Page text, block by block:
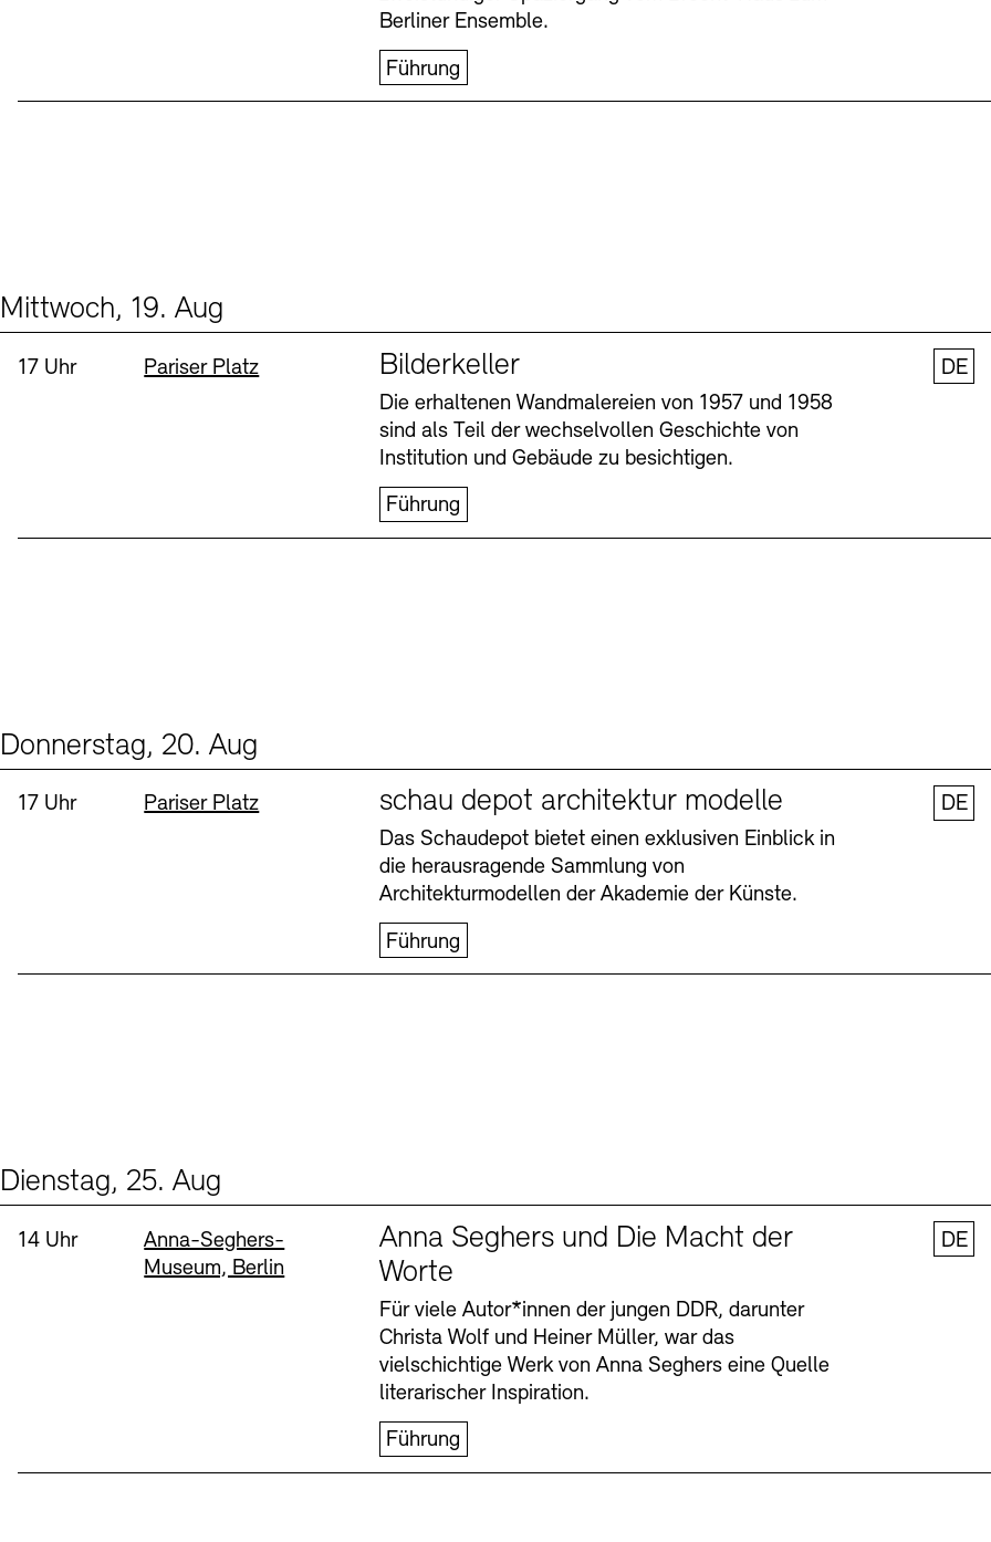
Berliner Ensemble.
Führung
Mittwoch, 19. Aug
Uhrzeit:
17 Uhr Standort
Pariser Platz Bilderkeller
Die erhaltenen Wandmalereien von 1957 und 1958
sind als Teil der wechselvollen Geschichte von
Institution und Gebäude zu besichtigen.
Führung
DE
Donnerstag, 20. Aug
Uhrzeit:
17 Uhr Standort
Pariser Platz schau depot architektur modelle
Das Schaudepot bietet einen exklusiven Einblick in
die herausragende Sammlung von
Architekturmodellen der Akademie der Künste.
Führung
DE
Dienstag, 25. Aug
Uhrzeit:
14 Uhr Standort
Anna-Seghers-
Museum, Berlin
Anna Seghers und Die Macht der
Worte
Für viele Autor*innen der jungen DDR, darunter
Christa Wolf und Heiner Müller, war das
vielschichtige Werk von Anna Seghers eine Quelle
literarischer Inspiration.
Führung
DE